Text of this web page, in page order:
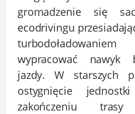
gromadzenie się
ecodrivingu
wypracować nawyk
jazdy. W starszych
ostygnięcie
zakończeniu